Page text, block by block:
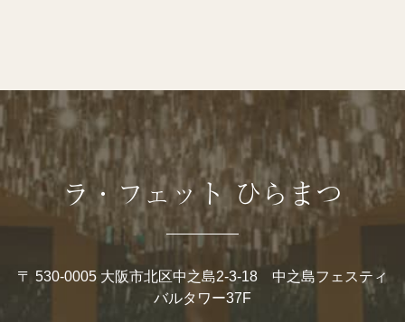
ラ・フェット ひらまつ
〒 530-0005 大阪市北区中之島2-3-18 中之島フェスティ
バルタワー37F